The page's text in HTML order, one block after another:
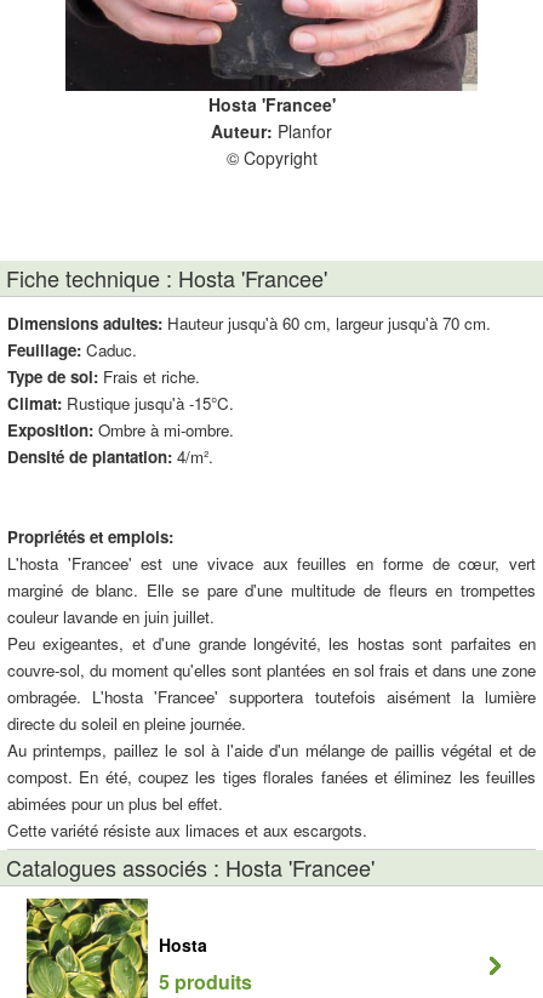
Hosta 'Francee'
Auteur: Planfor
© Copyright
Fiche technique : Hosta 'Francee'
Dimensions adultes: Hauteur jusqu'à 60 cm, largeur jusqu'à 70 cm.
Feuillage: Caduc.
Type de sol: Frais et riche.
Climat: Rustique jusqu'à -15°C.
Exposition: Ombre à mi-ombre.
Densité de plantation: 4/m².
Propriétés et emplois:
L'hosta 'Francee' est une vivace aux feuilles en forme de cœur, vert
marginé de blanc. Elle se pare d'une multitude de fleurs en trompettes
couleur lavande en juin juillet.
Peu exigeantes, et d'une grande longévité, les hostas sont parfaites en
couvre-sol, du moment qu'elles sont plantées en sol frais et dans une zone
ombragée. L'hosta 'Francee' supportera toutefois aisément la lumière
directe du soleil en pleine journée.
Au printemps, paillez le sol à l'aide d'un mélange de paillis végétal et de
compost. En été, coupez les tiges florales fanées et éliminez les feuilles
abimées pour un plus bel effet.
Cette variété résiste aux limaces et aux escargots.
Catalogues associés : Hosta 'Francee'
Hosta
5 produits